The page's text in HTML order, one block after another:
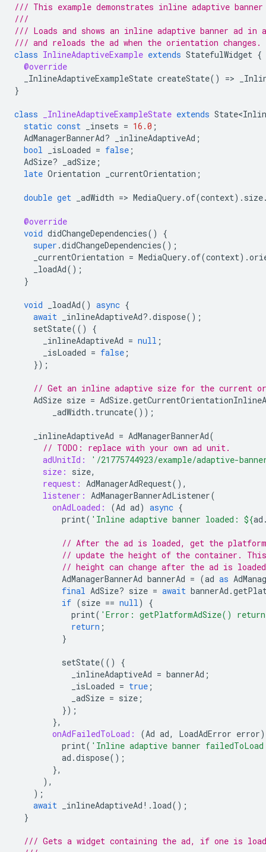
/// This example demonstrates inline adaptive
///
/// Loads and shows an inline adaptive banner ad
/// and reloads the ad when the orientation changes.
class InlineAdaptiveExample extends StatefulWidget {
@override
_InlineAdaptiveExampleState createState() =>
}
class _InlineAdaptiveExampleState extends
static const _insets = 16.0 ;
AdManagerBannerAd? _inlineAdaptiveAd ;
bool
_isLoaded = false ;
AdSize? _adSize ;
late Orientation _currentOrientation ;
double get _adWidth => MediaQuery.of(context). size
@override
void didChangeDependencies()
{
super .didChangeDependencies();
_currentOrientation = MediaQuery.of(context).
_loadAd();
}
void _loadAd() async {
await
_inlineAdaptiveAd? .dispose();
setState(()
{
_inlineAdaptiveAd = null ;
_isLoaded = false ;
});
// Get an inline adaptive size for the current
AdSize size = AdSize.
_adWidth . truncate());
_inlineAdaptiveAd = AdManagerBannerAd(
// TODO: replace with your own ad unit.
adUnitId:
'/21775744923/example/adaptive-
size:
size,
request:
AdManagerAdRequest(),
listener:
AdManagerBannerAdListener(
onAdLoaded:
(Ad ad) async {
print( 'Inline adaptive banner loaded: ${ad
// After the ad is loaded, get the
// update the height of the container. This
// height can change after the ad is
AdManagerBannerAd bannerAd = (ad as
final AdSize? size = await bannerAd .
if (size == null )
{
print( 'Error: getPlatformAdSize()
return ;
}
setState(()
{
_inlineAdaptiveAd = bannerAd ;
_isLoaded = true ;
_adSize = size ;
});
},
onAdFailedToLoad:
(Ad ad, LoadAdError error)
print( 'Inline adaptive banner
ad .dispose();
},
),
);
await
_inlineAdaptiveAd ! . load();
}
/// Gets a widget containing the ad, if one is